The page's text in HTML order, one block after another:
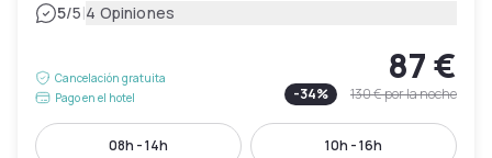
5/5|4 Opiniones
Cancelación gratuita
Pago en el hotel
87 €
-34% 130 €por la noche
08h - 14h 10h - 16h